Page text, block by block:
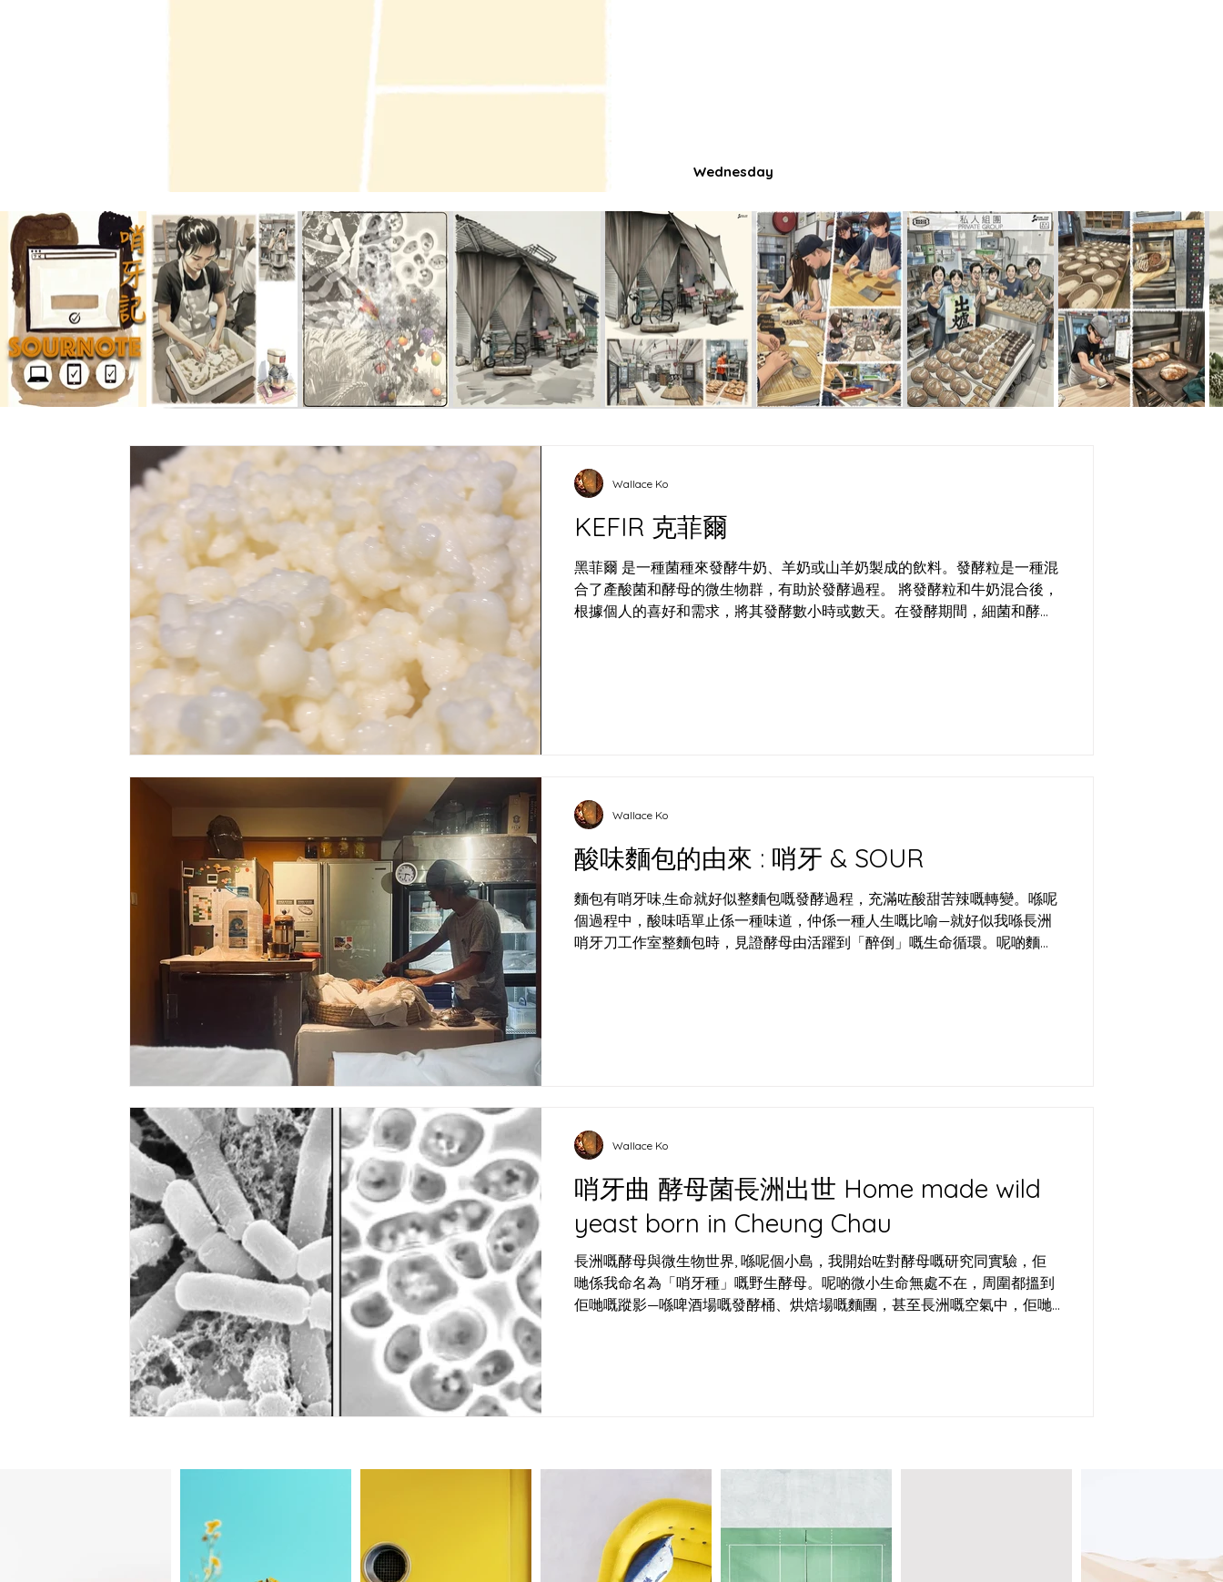
Wednesday
KEFIR 克菲爾
黑菲爾 是一種菌種來發酵牛奶、羊奶或山羊奶製成的飲料。發酵粒是一種混
合了產酸菌和酵母的微生物群，有助於發酵過程。 將發酵粒和牛奶混合後，
根據個人的喜好和需求，將其發酵數小時或數天。在發酵期間，細菌和酵母
Wallace Ko
酸味麵包的由來 : 哨牙 & SOUR
麵包有哨牙味,生命就好似整麵包嘅發酵過程，充滿咗酸甜苦辣嘅轉變。喺呢
個過程中，酸味唔單止係一種味道，仲係一種人生嘅比喻—就好似我喺長洲
哨牙刀工作室整麵包時，見證酵母由活躍到「醉倒」嘅生命循環。呢啲麵包
種同微生物嘅互動，教識我點樣喺人生中平衡努力同等待，每一步都有佢嘅
價值。 麵包同唔同文化嘅交匯, 麵包唔單止係技術嘅結晶，仲係文化嘅載
體。喺世界各地，麵包有唔同嘅面貌—法國嘅 Baguette、歐洲嘅
Sourdough、意大利
Wallace Ko
哨牙曲 酵母菌長洲出世 Home made wild
yeast born in Cheung Chau
長洲嘅酵母與微生物世界, 喺呢個小島，我開始咗對酵母嘅研究同實驗，佢
哋係我命名為「哨牙種」嘅野生酵母。呢啲微小生命無處不在，周圍都搵到
佢哋嘅蹤影—喺啤酒場嘅發酵桶、烘焙場嘅麵團，甚至長洲嘅空氣中，佢哋
Wallace Ko